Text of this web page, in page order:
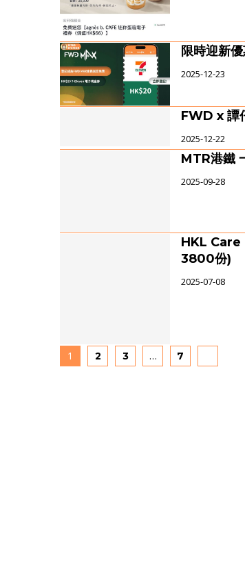
限時迎新
2025-12-23
FWD x 譚
2025-12-22
MTR港鐵
2025-09-28
HKL Care
3800份)
2025-07-08
1 2 3 … 7